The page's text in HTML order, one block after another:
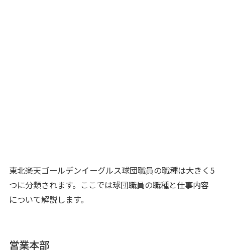
東北楽天ゴールデンイーグルス球団職員の職種は大きく5
つに分類されます。ここでは球団職員の職種と仕事内容
について解説します。
営業本部